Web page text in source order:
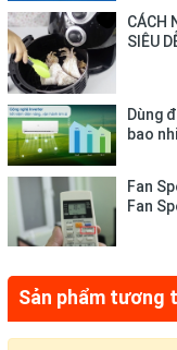
CÁCH
SIÊU
Dùng
bao
Fan
Fan
Sản phẩm tương